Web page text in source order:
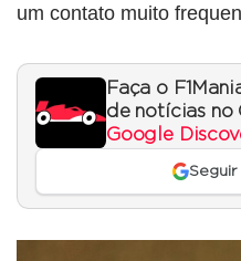
um contato muito
Faça o
de notícias no
Google